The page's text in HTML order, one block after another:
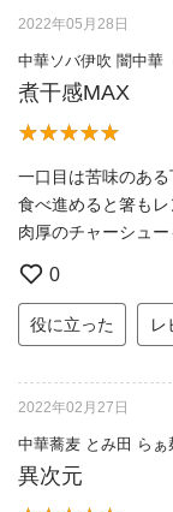
2022年05月28日
中華ソバ伊吹 闇中華
煮干感MAX
一口目は苦味のあ
食べ進めると箸もレ
肉厚のチャーシュー
0
役に立った レ
2022年02月27日
中華蕎麦 とみ田 らぁ
異次元